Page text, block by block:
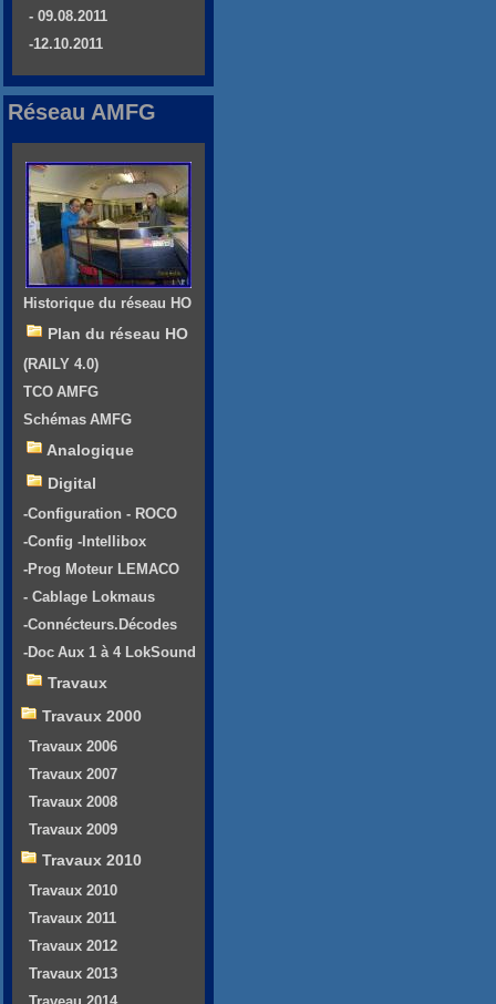
- 09.08.2011
-12.10.2011
Réseau AMFG
Historique du réseau HO
Plan du réseau HO
(RAILY 4.0)
TCO AMFG
Schémas AMFG
Analogique
Digital
-Configuration - ROCO
-Config -Intellibox
-Prog Moteur LEMACO
- Cablage Lokmaus
-Connécteurs.Décodes
-Doc Aux 1 à 4 LokSound
Travaux
Travaux 2000
Travaux 2006
Travaux 2007
Travaux 2008
Travaux 2009
Travaux 2010
Travaux 2010
Travaux 2011
Travaux 2012
Travaux 2013